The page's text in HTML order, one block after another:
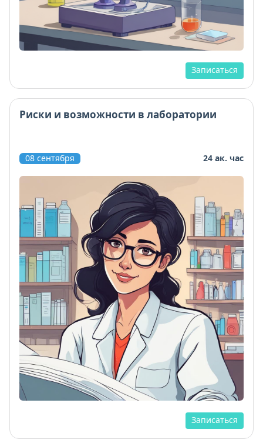
Записаться
Риски и возможности в лаборатории
08 сентября 24 ак. час
Записаться